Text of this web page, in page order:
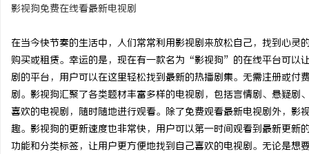
影视狗免费在线看最新电视剧
在当今快节奏的生活中，人们常常利用影视剧来放松自己，找到心
购买或租赁。幸运的是，现在有一款名为“影视狗”的在线平台可以
剧的平台，用户可以在这里轻松找到最新的热播剧集。无需注册或
剧。影视狗汇聚了各类题材丰富多样的电视剧，包括言情剧、悬疑
喜欢的电视剧，随时随地进行观看。除了免费观看最新电视剧外，
趣。影视狗的更新速度也非常快，用户可以第一时间观看到最新更
功能和分类标签，让用户更方便地找到自己喜欢的电视剧。无论是